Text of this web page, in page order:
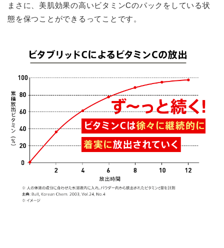
まさに、美肌効果の高いビタミンCのパックをしている状
態を保つことができるってことです。